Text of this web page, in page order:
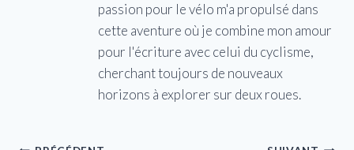
passion pour le vélo m'a propulsé dans
cette aventure où je combine mon amour
pour l'écriture avec celui du cyclisme,
cherchant toujours de nouveaux
horizons à explorer sur deux roues.